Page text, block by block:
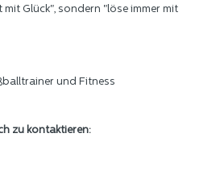
mit Glück", sondern "löse immer mit
und Fitness
zu kontaktieren: